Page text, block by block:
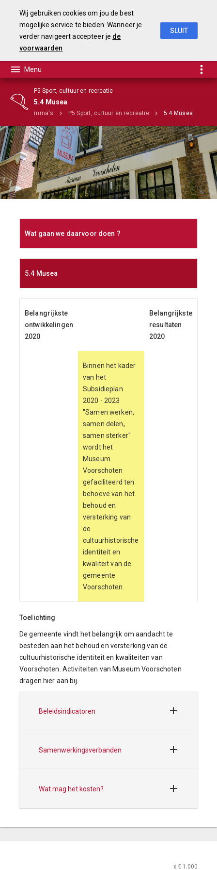
P5 Sport, cultuur en recreatie
5.4 Musea
Programma's P5 Sport, cultuur en recreatie 5.4 Musea
Wat gaan we daarvoor doen ?
5.4 Musea
Belangrijkste
ontwikkelingen
2020
Belangrijkste
resultaten
2020
Binnen het kader
van het
Subsidieplan
2020 - 2023
"Samen werken,
samen delen,
samen sterker"
wordt het
Museum
Voorschoten
gefaciliteerd ten
behoeve van het
behoud en
versterking van
de
cultuurhistorische
identiteit en
kwaliteit van de
gemeente
Voorschoten.
Toelichting
De gemeente vindt het belangrijk om aandacht te
besteden aan het behoud en versterking van de
cultuurhistorische identiteit en kwaliteiten van
Voorschoten. Activiteiten van Museum Voorschoten
dragen hier aan bij.
Beleidsindicatoren
Samenwerkingsverbanden
Wat mag het kosten?
x € 1.000
Wij gebruiken cookies om jou de best
mogelijke service te bieden. Wanneer je
verder navigeert accepteer je de
voorwaarden
SLUIT